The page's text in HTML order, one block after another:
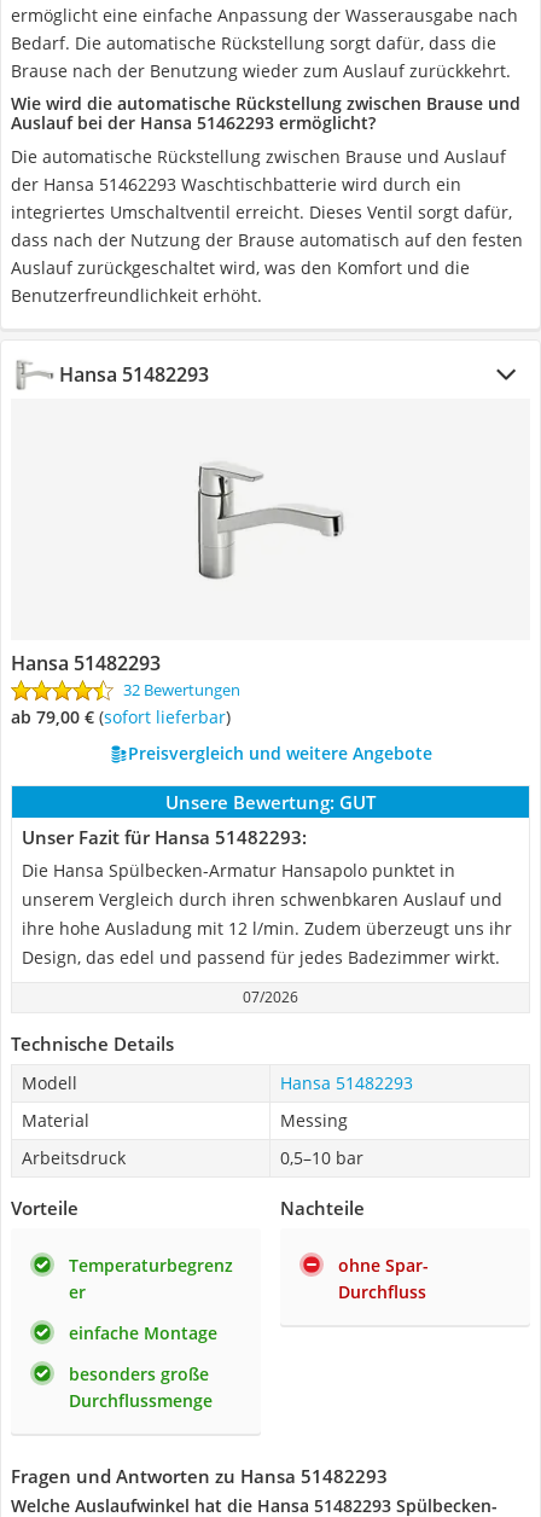
ermöglicht eine einfache Anpassung der Wasserausgabe nach
Bedarf. Die automatische Rückstellung sorgt dafür, dass die
Brause nach der Benutzung wieder zum Auslauf zurückkehrt.
Wie wird die automatische Rückstellung zwischen Brause und
Auslauf bei der Hansa 51462293 ermöglicht?
Die automatische Rückstellung zwischen Brause und Auslauf
der Hansa 51462293 Waschtischbatterie wird durch ein
integriertes Umschaltventil erreicht. Dieses Ventil sorgt dafür,
dass nach der Nutzung der Brause automatisch auf den festen
Auslauf zurückgeschaltet wird, was den Komfort und die
Benutzerfreundlichkeit erhöht.
Hansa 51482293
Hansa 51482293
32 Bewertungen
ab 79,00 € ( Sofort lieferbar)
Preisvergleich und weitere Angebote
Unsere Bewertung: GUT
Unser Fazit für Hansa 51482293:
Die Hansa Spülbecken-Armatur Hansapolo punktet in
unserem Vergleich durch ihren schwenbkaren Auslauf und
ihre hohe Ausladung mit 12 l/min. Zudem überzeugt uns ihr
Design, das edel und passend für jedes Badezimmer wirkt.
07/2026
Technische Details
Modell
Hansa 51482293
Material
Messing
Arbeitsdruck
0,5–10 bar
Vorteile
Temperaturbegrenz
er
einfache Montage
besonders große
Durchflussmenge
Nachteile
ohne Spar-
Durchfluss
Fragen und Antworten zu Hansa 51482293
Welche Auslaufwinkel hat die Hansa 51482293 Spülbecken-